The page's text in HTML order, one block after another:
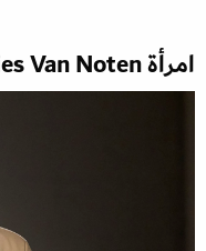
امرأة Dries Van Noten قوية وجريئة في 2024